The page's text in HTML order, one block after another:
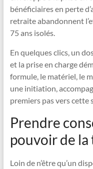
bénéficiaires en perte
retraite abandonnent
75 ans isolés.
En quelques clics, un
et la prise en charge
formule, le matériel, le
une initiation,
premiers pas vers cette
Prendre
pouvoir de la
Loin de n’être qu’un